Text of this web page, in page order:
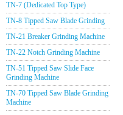
TN-7 (Dedicated Top Type)
TN-8 Tipped Saw Blade Grinding
TN-21 Breaker Grinding Machine
TN-22 Notch Grinding Machine
TN-51 Tipped Saw Slide Face
Grinding Machine
TN-70 Tipped Saw Blade Grinding
Machine